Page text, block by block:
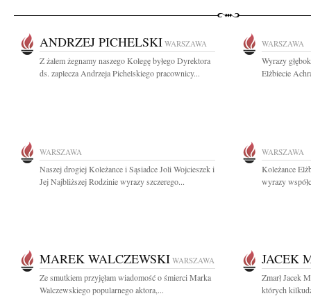
ANDRZEJ PICHELSKI WARSZAWA
Z żalem żegnamy naszego Kolegę byłego Dyrektora
ds. zaplecza Andrzeja Pichelskiego pracownicy...
WARSZAWA
Wyrazy
Elżbiecie
WARSZAWA
Naszej drogiej Koleżance i Sąsiadce Joli Wojcieszek i
Jej Najbliższej Rodzinie wyrazy szczerego...
WARSZAWA
Koleżance
wyrazy
MAREK WALCZEWSKI WARSZAWA
Ze smutkiem przyjęłam wiadomość o śmierci Marka
Walczewskiego popularnego aktora,...
JACEK
Zmarł Jacek
których